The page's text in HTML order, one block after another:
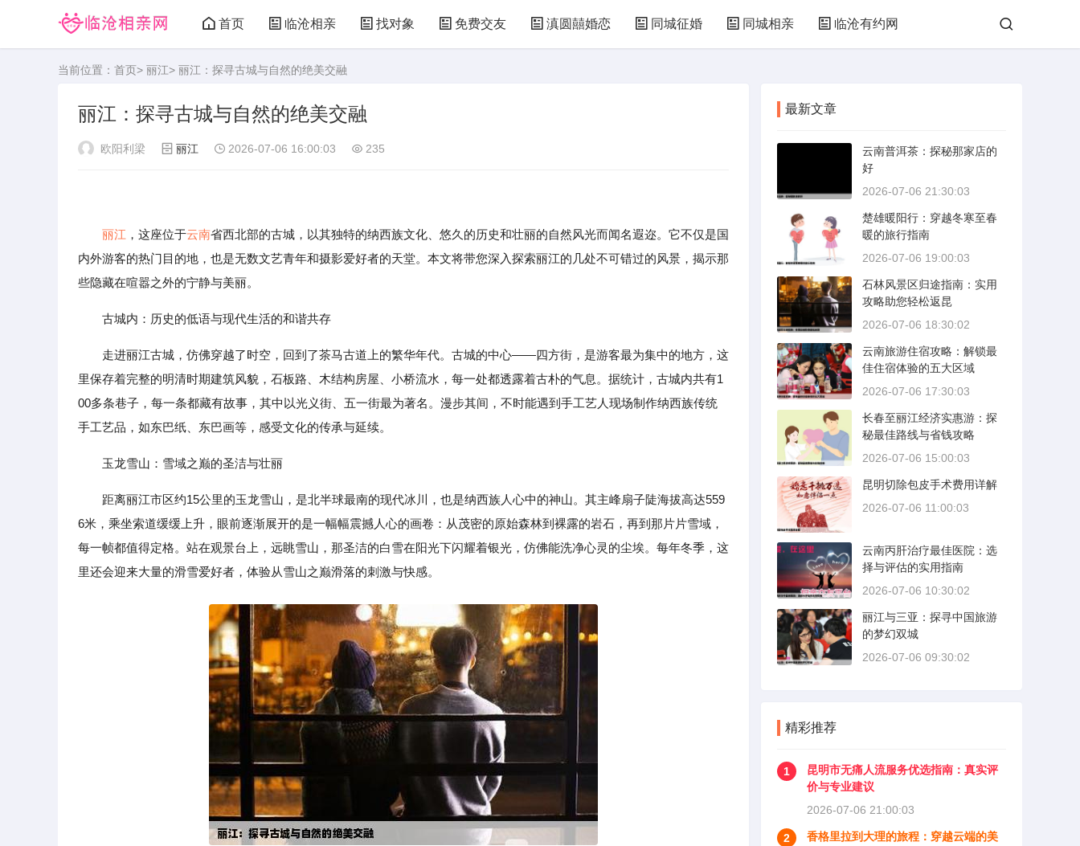
首页 临沧相亲 找对象 免费交友 滇圆囍婚恋 同城征婚 同城相亲 临沧有约网
当前位置： 首页> 丽江> 丽江：探寻古城与自然的绝美交融
丽江：探寻古城与自然的绝美交融
欧阳利梁 丽江 2026-07-06 16:00:03 235
丽江 ，这座位于云南省西北部的古城，以其独特的纳西族文化、悠久的历史和壮丽的自然风光而闻名遐迩。它不仅是国
内外游客的热门目的地，也是无数文艺青年和摄影爱好者的天堂。本文将带您深入探索丽江的几处不可错过的风景，揭示那
些隐藏在喧嚣之外的宁静与美丽。
古城内：历史的低语与现代生活的和谐共存
走进丽江古城，仿佛穿越了时空，回到了茶马古道上的繁华年代。古城的中心——四方街，是游客最为集中的地方，这
里保存着完整的明清时期建筑风貌，石板路、木结构房屋、小桥流水，每一处都透露着古朴的气息。据统计，古城内共有1
00多条巷子，每一条都藏有故事，其中以光义街、五一街最为著名。漫步其间，不时能遇到手工艺人现场制作纳西族传统
手工艺品，如东巴纸、东巴画等，感受文化的传承与延续。
玉龙雪山：雪域之巅的圣洁与壮丽
距离丽江市区约15公里的玉龙雪山，是北半球最南的现代冰川，也是纳西族人心中的神山。其主峰扇子陡海拔高达559
6米，乘坐索道缓缓上升，眼前逐渐展开的是一幅幅震撼人心的画卷：从茂密的原始森林到裸露的岩石，再到那片片雪域，
每一帧都值得定格。站在观景台上，远眺雪山，那圣洁的白雪在阳光下闪耀着银光，仿佛能洗净心灵的尘埃。每年冬季，这
里还会迎来大量的滑雪爱好者，体验从雪山之巅滑落的刺激与快感。
最新文章
云南普洱茶：探秘那家店的
好
2026-07-06 21:30:03
楚雄暖阳行：穿越冬寒至春
暖的旅行指南
2026-07-06 19:00:03
石林风景区归途指南：实用
攻略助您轻松返昆
2026-07-06 18:30:02
云南旅游住宿攻略：解锁最
佳住宿体验的五大区域
2026-07-06 17:30:03
长春至丽江经济实惠游：探
秘最佳路线与省钱攻略
2026-07-06 15:00:03
昆明切除包皮手术费用详解
2026-07-06 11:00:03
云南丙肝治疗最佳医院：选
择与评估的实用指南
2026-07-06 10:30:02
丽江与三亚：探寻中国旅游
的梦幻双城
2026-07-06 09:30:02
精彩推荐
1
昆明市无痛人流服务优选指南：真实评
价与专业建议
2026-07-06 21:00:03
2
香格里拉到大理的旅程：穿越云端的美